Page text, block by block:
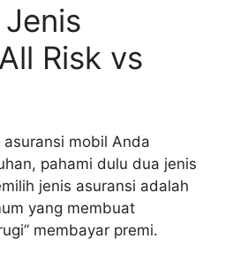
Risk vs
mobil Anda
pahami dulu dua jenis
jenis asuransi adalah
yang membuat
membayar premi.